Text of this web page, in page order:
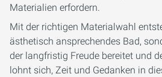
Materialien erfordern.
Mit der richtigen Materialwahl
ästhetisch ansprechendes Bad,
der langfristig Freude bereitet und
lohnt sich, Zeit und Gedanken in